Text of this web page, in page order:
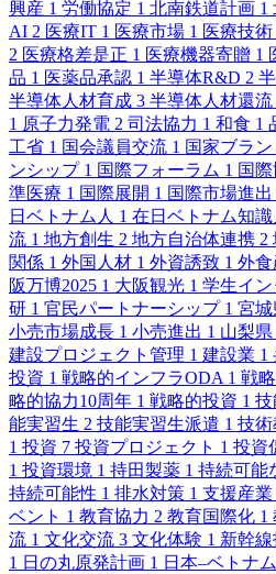
興産 1 労働協定 1 北南鉄道計画 1
AI 2 医療IT 1 医療市場 1 医療技術
2 医療格差是正 1 医療機器寄贈 1
品 1 医薬品承認 1 半導体R&D 2
半導体人材育成 3 半導体人材還流
1 原子力発電 2 司法協力 1 和食 1
工省 1 国会議員交流 1 国家ブラ
ンシップ 1 国際フォーラム 1 国
準医療 1 国際展開 1 国際市場進出
日ベトナム人 1 在日ベトナム知
流 1 地方創生 2 地方自治体連携 2
関係 1 外国人材 1 外資誘致 1 外食
阪万博2025 1 大阪観光 1 学生イ
研 1 官民パートナーシップ 1 宮
小売市場成長 1 小売進出 1 山梨県
建設プロジェクト管理 1 建設業 1
投資 1 戦略的インフラODA 1 戦
略的協力10周年 1 戦略的投資 1 技
能実習生 2 技能実習生派遣 1 技
1 投資 7 投資プロジェクト 1 投資
1 投資環境 1 持田製薬 1 持続可能
持続可能性 1 排水対策 1 支援産業
ベント 1 教育協力 2 教育国際化 1
流 1 文化交流 3 文化体験 1 新幹
1 日の丸原発計画 1 日本–ベトナ